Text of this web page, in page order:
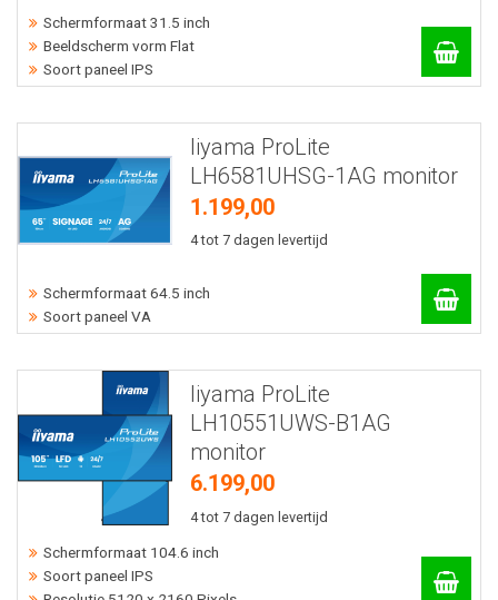
Schermformaat 31.5 inch
Beeldscherm vorm Flat
Soort paneel IPS
Iiyama ProLite
LH6581UHSG-1AG monitor
1.199,00
4 tot 7 dagen levertijd
Schermformaat 64.5 inch
Soort paneel VA
Iiyama ProLite
LH10551UWS-B1AG
monitor
6.199,00
4 tot 7 dagen levertijd
Schermformaat 104.6 inch
Soort paneel IPS